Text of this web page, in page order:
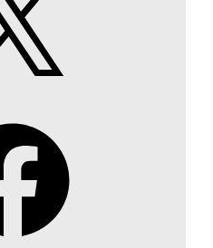
Facebook